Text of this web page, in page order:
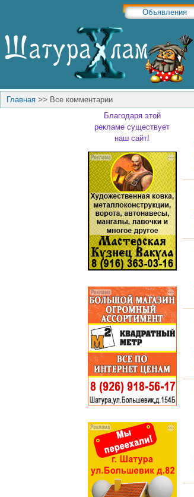
Объявления
Главная >> Все комментарии
Благодаря этой
рекламе существует
наш сайт!